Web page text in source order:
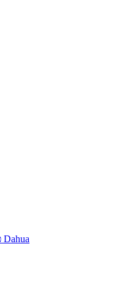
פתיחת קריאת שירות מצלמות Dahua